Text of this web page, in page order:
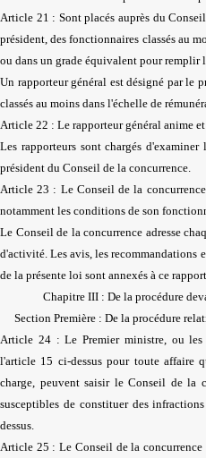
Article 21 : Sont placés auprès du
président, des fonctionnaires classés au
ou dans un grade équivalent pour remplir
Un rapporteur général est désigné par le
classés au moins dans l'échelle de
Article 22 : Le rapporteur général anime
Les rapporteurs sont chargés
président du Conseil de la concurrence.
Article 23 : Le Conseil de la
notamment les conditions de son
Le Conseil de la concurrence adresse
d'activité. Les avis, les recommandations
de la présente loi sont annexés à ce
Chapitre III : De la procédure
Section Première : De la procédure
Article 24 : Le Premier ministre, ou les
l'article 15 ci-dessus pour toute affaire
charge, peuvent saisir le Conseil de la
susceptibles de constituer des
dessus.
Article 25 : Le Conseil de la